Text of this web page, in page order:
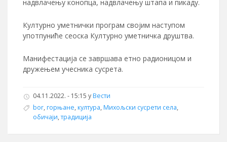
надвлачењу конопца, надвлачењу штапа и пикаду.
Културно уметнички програм својим наступом
употпуниће сеоска Културно уметничка друштва.
Манифестација се завршава етно радионицом и
дружењем учесника сусрета.
04.11.2022. - 15:15 уВести
bor,горњане,култура,Михољски сусрети села,
обичаји,традиција